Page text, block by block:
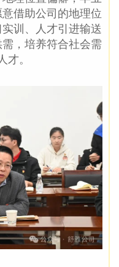
借助公司的地理位
训、人才引进输送
，培养符合社会需
才。